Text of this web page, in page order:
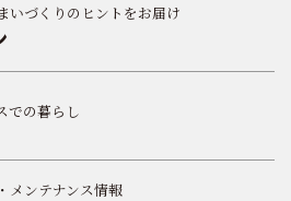
いづくりのヒントをお届け
での暮らし
メンテナンス情報